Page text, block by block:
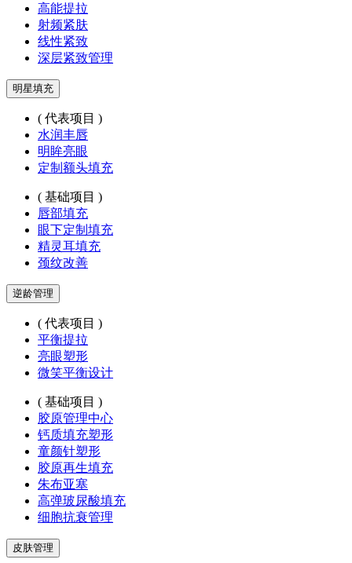
高能提拉
射频紧肤
线性紧致
深层紧致管理
明星填充
( 代表项目 )
水润丰唇
明眸亮眼
定制额头填充
( 基础项目 )
唇部填充
眼下定制填充
精灵耳填充
颈纹改善
逆龄管理
( 代表项目 )
平衡提拉
亮眼塑形
微笑平衡设计
( 基础项目 )
胶原管理中心
钙质填充塑形
童颜针塑形
胶原再生填充
朱布亚塞
高弹玻尿酸填充
细胞抗衰管理
皮肤管理